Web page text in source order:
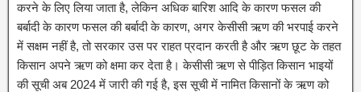
करने के लिए लिया जाता है, लेकिन अधिक बारिश आदि के कारण फसल की
बर्बादी के कारण फसल की बर्बादी के कारण, अगर केसीसी ऋण की भरपाई करने
में सक्षम नहीं है, तो सरकार उस पर राहत प्रदान करती है और ऋण छूट के तहत
किसान अपने ऋण को क्षमा कर देता है। केसीसी ऋण से पीड़ित किसान भाइयों
की सूची अब 2024 में जारी की गई है, इस सूची में नामित किसानों के ऋण को